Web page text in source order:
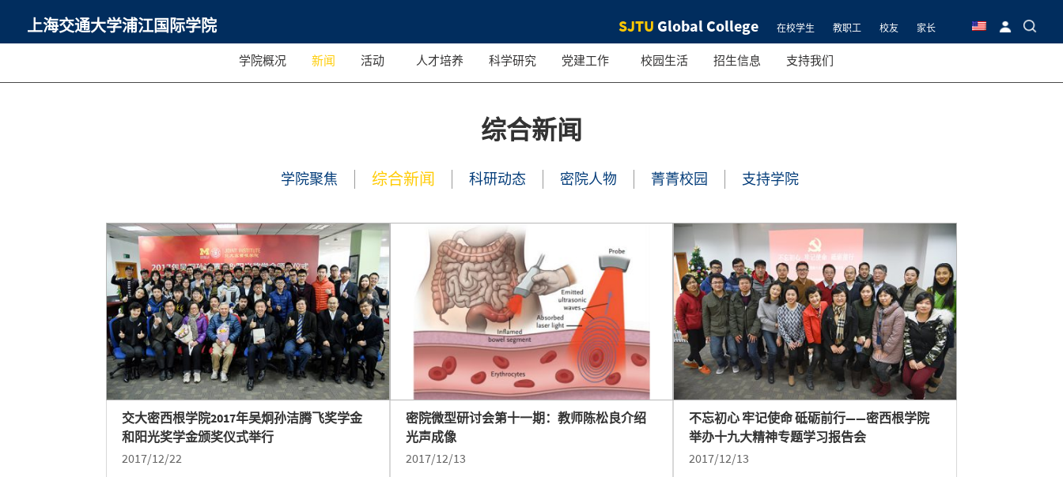
上海交通大学浦江国际学院 SJTU Global College 在校学生 教职工 校友 家长
学院概况 新闻 活动 人才培养 科学研究 党建工作 校园生活 招生信息 支持我们
综合新闻
学院聚焦 综合新闻 科研动态 密院人物 菁菁校园 支持学院
交大密西根学院2017年吴炯孙洁腾飞奖学金
和阳光奖学金颁奖仪式举行
2017/12/22
密院微型研讨会第十一期：教师陈松良介绍
光声成像
2017/12/13
不忘初心 牢记使命 砥砺前行——密西根学院
举办十九大精神专题学习报告会
2017/12/13